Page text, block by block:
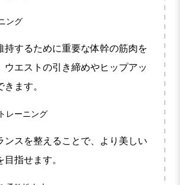
ング
持するために重要な体幹の筋肉を
ウエストの引き締めやヒップアッ
ます。
レーニング
ンスを整えることで、より美しい
指せます。